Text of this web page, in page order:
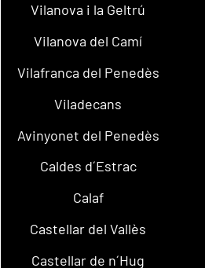
Vilanova i la Geltrú
Vilanova del Camí
Vilafranca del Penedès
Viladecans
Avinyonet del Penedès
Caldes d´Estrac
Calaf
Castellar del Vallès
Castellar de n´Hug